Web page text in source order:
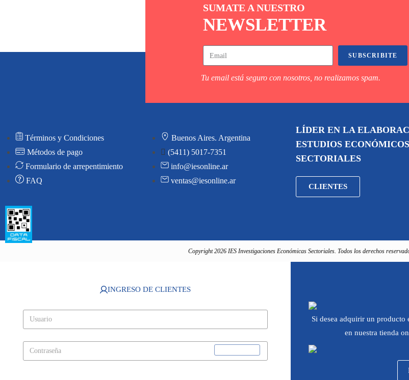
SUMATE A NUESTRO
NEWSLETTER
SUBSCRIBITE
Tu email está seguro con nosotros, no realizamos spam.
Términos y Condiciones
Métodos de pago
Formulario de arrepentimiento
FAQ
Buenos Aires. Argentina
(5411) 5017-7351
info@iesonline.ar
ventas@iesonline.ar
LÍDER EN LA
ESTUDIOS ECONÓMICOS
SECTORIALES
CLIENTES
Copyright 2026 IES Investigaciones Económicas Sectoriales. Todos los derechos
INGRESO DE CLIENTES
Si desea adquirir un producto
en nuestra tienda